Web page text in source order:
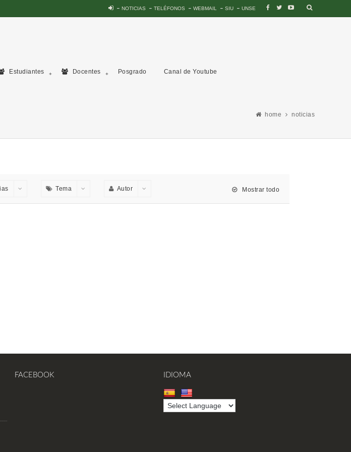
NOTICIAS TELÉFONOS WEBMAIL SIU UNSE
Estudiantes Docentes Posgrado Canal de Youtube
home noticias
Tema Autor Mostrar todo
FACEBOOK IDIOMA